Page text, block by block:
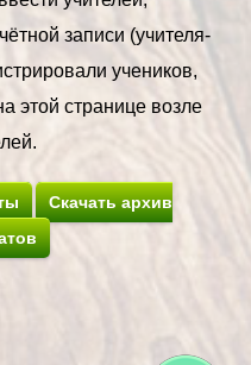
записи (учителя-
учеников,
этой странице возле
Скачать архив